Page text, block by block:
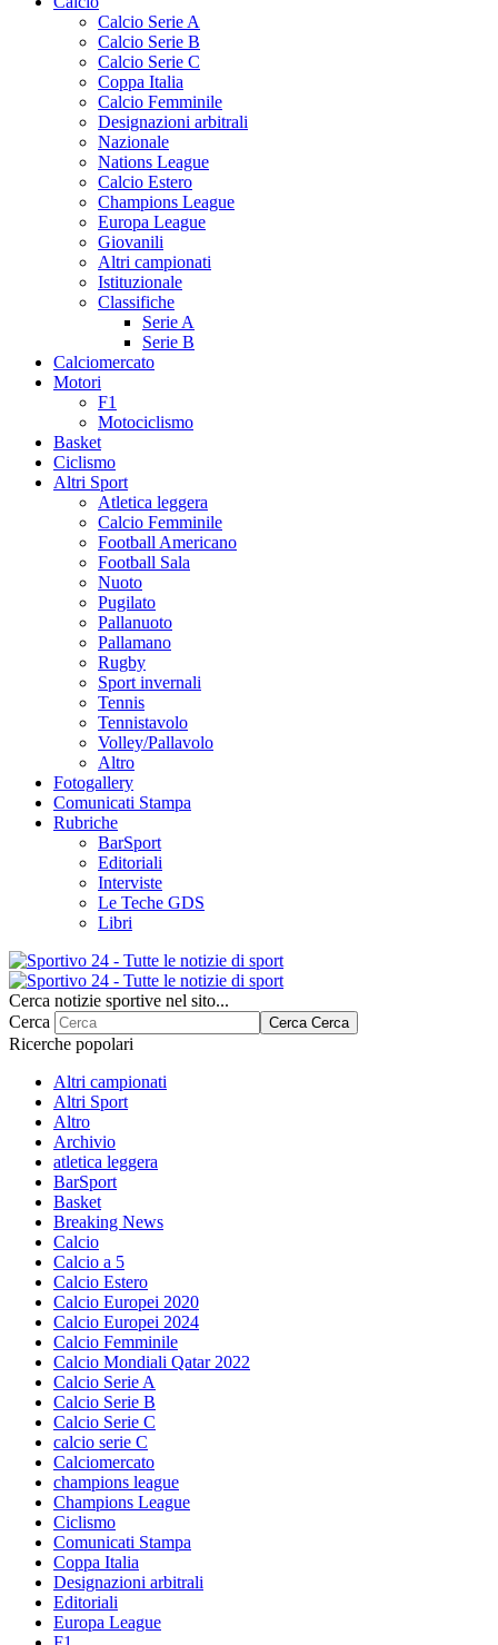
Calcio Serie A
Calcio Serie B
Calcio Serie C
Coppa Italia
Calcio Femminile
Designazioni arbitrali
Nazionale
Nations League
Calcio Estero
Champions League
Europa League
Giovanili
Altri campionati
Istituzionale
Classifiche
Serie A
Serie B
Calciomercato
Motori
F1
Motociclismo
Basket
Ciclismo
Altri Sport
Atletica leggera
Calcio Femminile
Football Americano
Football Sala
Nuoto
Pugilato
Pallanuoto
Pallamano
Rugby
Sport invernali
Tennis
Tennistavolo
Volley/Pallavolo
Altro
Fotogallery
Comunicati Stampa
Rubriche
BarSport
Editoriali
Interviste
Le Teche GDS
Libri
Cerca notizie sportive nel sito...
Cerca
Cerca Cerca
Ricerche popolari
Altri campionati
Altri Sport
Altro
Archivio
atletica leggera
BarSport
Basket
Breaking News
Calcio
Calcio a 5
Calcio Estero
Calcio Europei 2020
Calcio Europei 2024
Calcio Femminile
Calcio Mondiali Qatar 2022
Calcio Serie A
Calcio Serie B
Calcio Serie C
calcio serie C
Calciomercato
champions league
Champions League
Ciclismo
Comunicati Stampa
Coppa Italia
Designazioni arbitrali
Editoriali
Europa League